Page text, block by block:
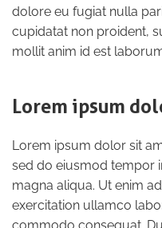
dolore eu fugiat nulla
cupidatat non proident,
mollit anim id est
Lorem ipsum
Lorem ipsum dolor sit
sed do eiusmod tempor
magna aliqua. Ut enim
exercitation ullamco
commodo consequat.